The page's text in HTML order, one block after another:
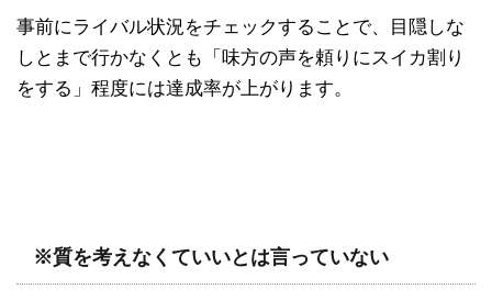
事前にライバル状況をチェックすることで、目隠しな
しとまで行かなくとも「味方の声を頼りにスイカ割り
をする」程度には達成率が上がります。
※質を考えなくていいとは言っていない